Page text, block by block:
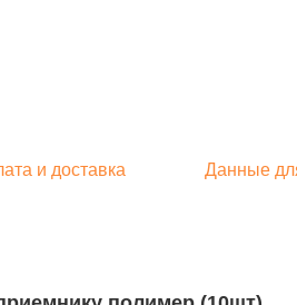
и доставка Данные